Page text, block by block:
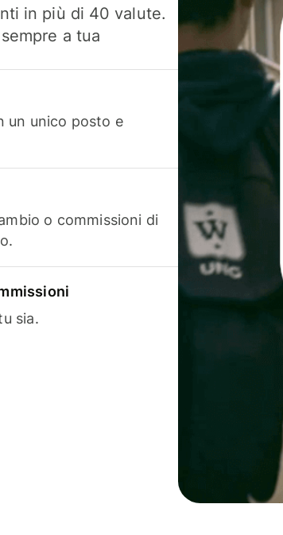
in più di 40 valute.
a tua
un unico posto e
o commissioni di
sia.